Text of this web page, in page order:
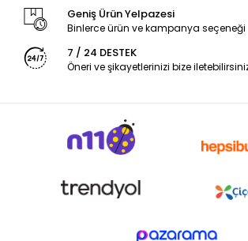
Geniş Ürün Yelpazesi
Binlerce ürün ve kampanya seçeneği
7 / 24 DESTEK
Öneri ve şikayetlerinizi bize